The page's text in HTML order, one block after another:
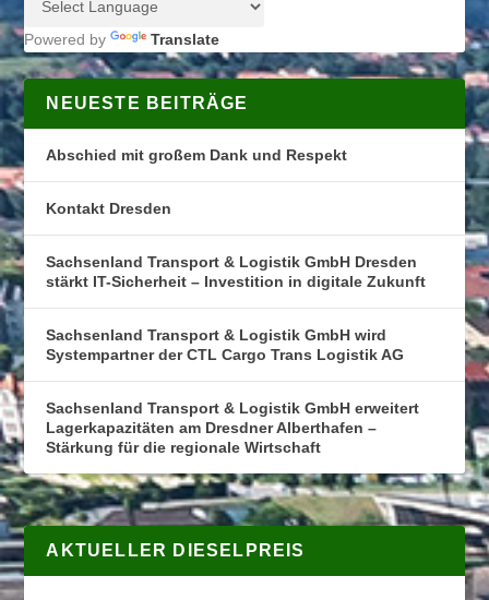
Powered by Translate
NEUESTE BEITRÄGE
Abschied mit großem Dank und Respekt
Kontakt Dresden
Sachsenland Transport & Logistik GmbH Dresden
stärkt IT-Sicherheit – Investition in digitale Zukunft
Sachsenland Transport & Logistik GmbH wird
Systempartner der CTL Cargo Trans Logistik AG
Sachsenland Transport & Logistik GmbH erweitert
Lagerkapazitäten am Dresdner Alberthafen –
Stärkung für die regionale Wirtschaft
AKTUELLER DIESELPREIS